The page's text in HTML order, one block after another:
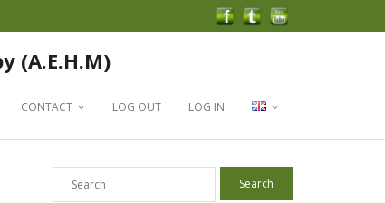
(A.E.H.M)
CONTACT LOG OUT LOG IN